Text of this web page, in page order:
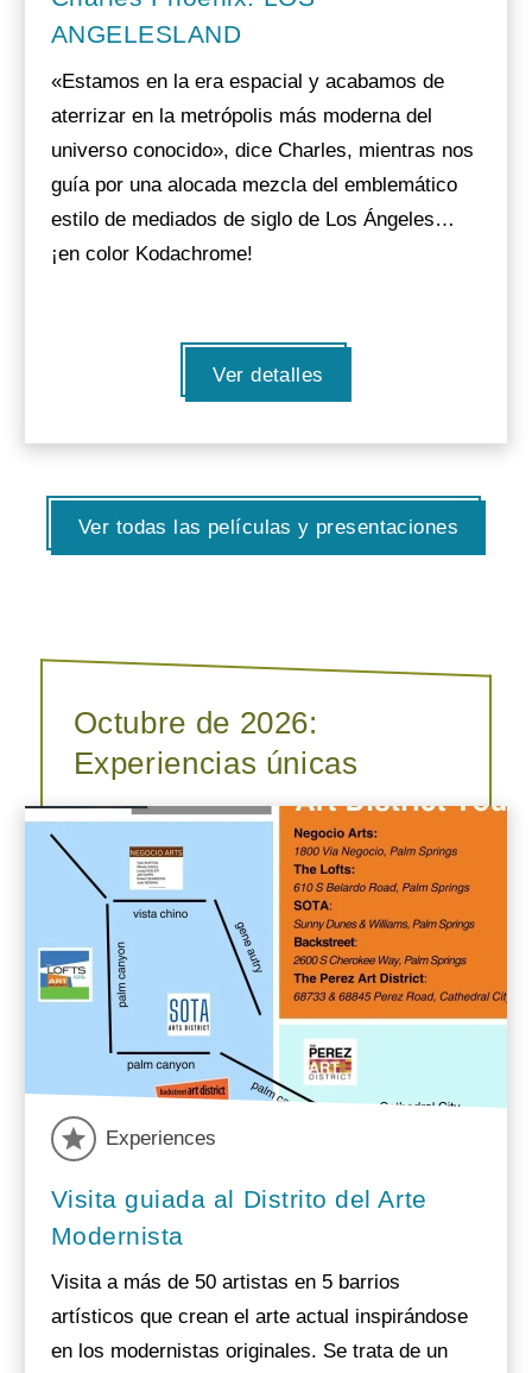
ANGELESLAND
«Estamos en la era espacial y acabamos de
aterrizar en la metrópolis más moderna del
universo conocido», dice Charles, mientras nos
guía por una alocada mezcla del emblemático
estilo de mediados de siglo de Los Ángeles…
¡en color Kodachrome!
Ver detalles
Ver todas las películas y presentaciones
Octubre de 2026:
Experiencias únicas
Experiences
Visita guiada al Distrito del Arte
Modernista
Visita a más de 50 artistas en 5 barrios
artísticos que crean el arte actual inspirándose
en los modernistas originales. Se trata de un